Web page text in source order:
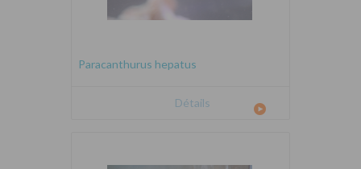
Paracanthurus hepatus
Détails